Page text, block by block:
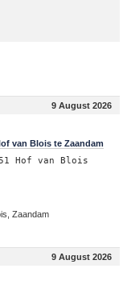
9 August 2026
van Blois te Zaandam
Hof van Blois
Zaandam
9 August 2026